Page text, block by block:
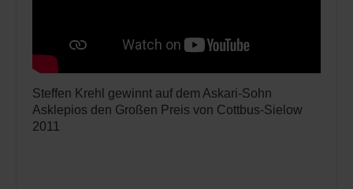
Steffen Krehl gewinnt auf dem Askari-Sohn
Asklepios den Großen Preis von Cottbus-Sielow
2011